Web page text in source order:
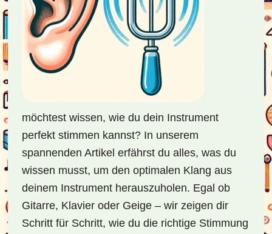
möchtest wissen, wie du dein Instrument
perfekt stimmen kannst? In unserem
spannenden Artikel erfährst du alles, was du
wissen musst, um den optimalen Klang aus
deinem Instrument herauszuholen. Egal ob
Gitarre, Klavier oder Geige – wir zeigen dir
Schritt für Schritt, wie du die richtige Stimmung